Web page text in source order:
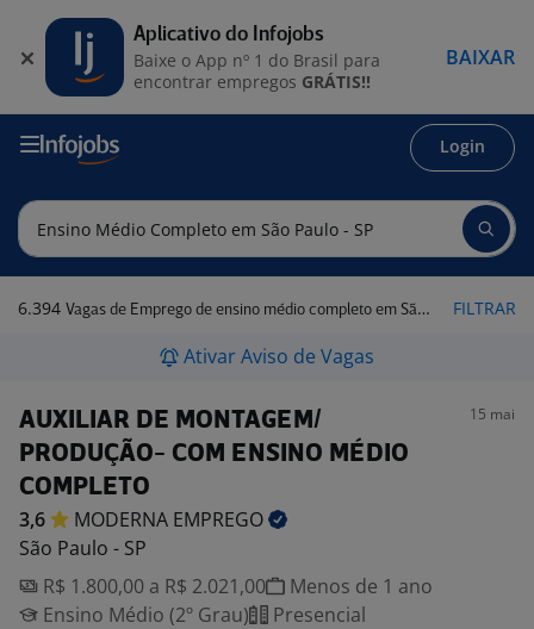
Login
6.394 Vagas de Emprego de ensino médio completo em São Paulo - SP FILTRAR
Ativar Aviso de Vagas
AUXILIAR DE MONTAGEM/
PRODUÇÃO- COM ENSINO MÉDIO
COMPLETO
15 mai
3,6 MODERNA EMPREGO
São Paulo - SP
R$ 1.800,00 a R$ 2.021,00
Menos de 1 ano
Ensino Médio (2º Grau)
Presencial
Aplicativo do Infojobs
Baixe o App nº 1 do Brasil para
encontrar empregos GRÁTIS!!
BAIXAR